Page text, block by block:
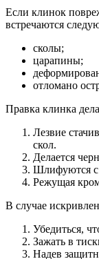
Если клинок
встречаются
сколы;
царапины;
отломано
Правка клинка
Лезвие
скол.
Делается
Шлифуются с
Режущая
В случае
Убедиться,
Зажать в
Надев